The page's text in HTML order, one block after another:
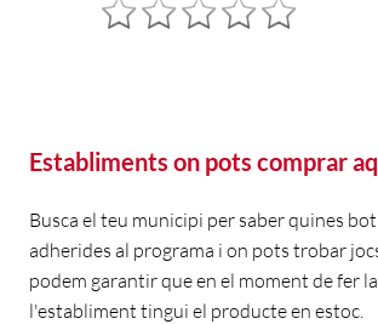
Establiments on pots comprar
Busca el teu municipi per saber quines
adherides al programa i on pots trobar
podem garantir que en el moment de fer
l'establiment tingui el producte en estoc.